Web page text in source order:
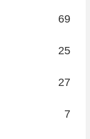
69
25
27
7